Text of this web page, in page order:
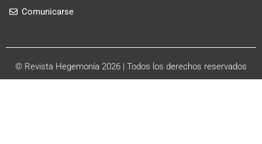
e
o
-
f
w
t
r
t
r
m
e
a
-
p
Comunicarse
© Revista Hegemonía 2026 | Todos los derechos reservados